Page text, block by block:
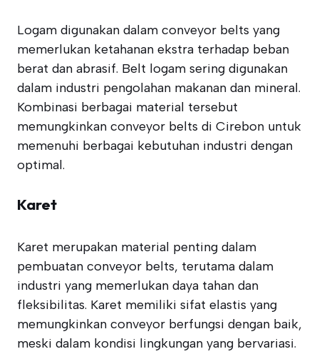
Logam digunakan dalam conveyor belts yang
memerlukan ketahanan ekstra terhadap beban
berat dan abrasif. Belt logam sering digunakan
dalam industri pengolahan makanan dan mineral.
Kombinasi berbagai material tersebut
memungkinkan conveyor belts di Cirebon untuk
memenuhi berbagai kebutuhan industri dengan
optimal.
Karet
Karet merupakan material penting dalam
pembuatan conveyor belts, terutama dalam
industri yang memerlukan daya tahan dan
fleksibilitas. Karet memiliki sifat elastis yang
memungkinkan conveyor berfungsi dengan baik,
meski dalam kondisi lingkungan yang bervariasi.